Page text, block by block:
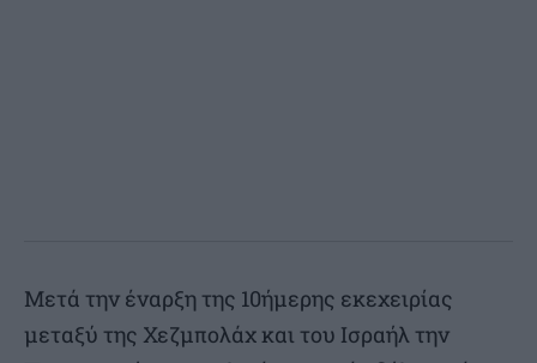
Μετά την έναρξη της 10ήμερης εκεχειρίας
μεταξύ της Χεζμπολάχ και του Ισραήλ την